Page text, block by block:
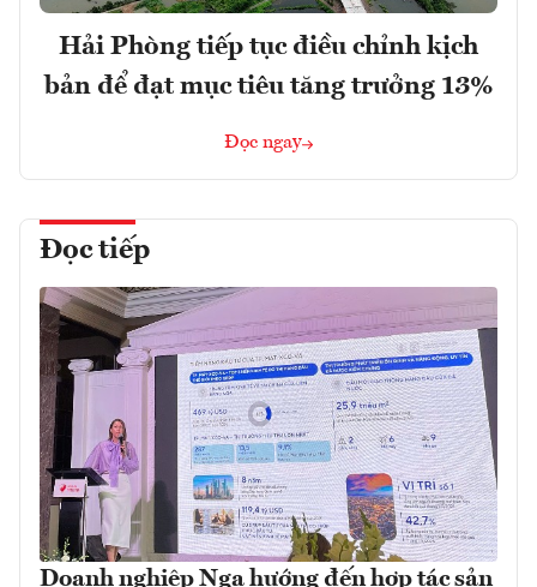
Hải Phòng tiếp tục điều chỉnh kịch
bản để đạt mục tiêu tăng trưởng 13%
Đọc ngay
Đọc tiếp
Doanh nghiệp Nga hướng đến hợp tác sản